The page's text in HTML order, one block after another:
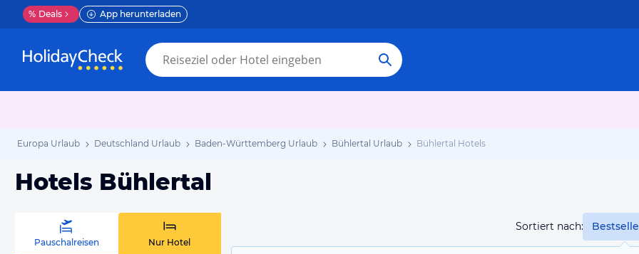
% Deals App herunterladen
Europa Urlaub Deutschland Urlaub Baden-Württemberg Urlaub Bühlertal Urlaub Bühlertal Hotels
Hotels Bühlertal
Sortiert nach:
Pauschalreisen Nur Hotel